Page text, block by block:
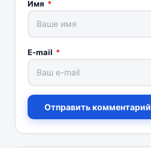
Имя *
E-mail *
Отправить комментарий